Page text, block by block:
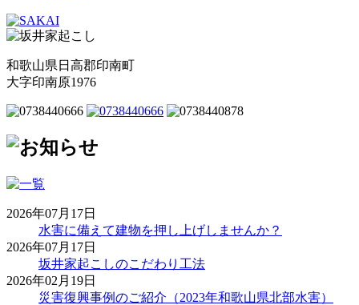
和歌山県日高郡印南町
大字印南原1976
2026年07月17日
水害に備えて建物を押し上げしませんか？
2026年07月17日
坂井家起こしのこだわり工法
2026年02月19日
災害復興事例のご紹介（2023年和歌山県北部水害）